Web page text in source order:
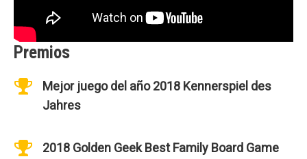
Premios
Mejor juego del año 2018 Kennerspiel des
Jahres
2018 Golden Geek Best Family Board Game